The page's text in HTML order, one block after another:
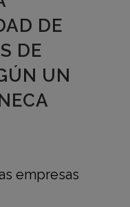
DE
DE
UN
empresas